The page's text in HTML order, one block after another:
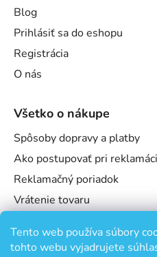
Tento web používa súbory
tohto webu vyjadrujete
Blog
Prihlásiť sa do eshopu
Registrácia
O nás
Všetko o nákupe
Spôsoby dopravy a platby
Ako postupovať pri
Reklamačný poriadok
Vrátenie tovaru
Podmienky ochrany